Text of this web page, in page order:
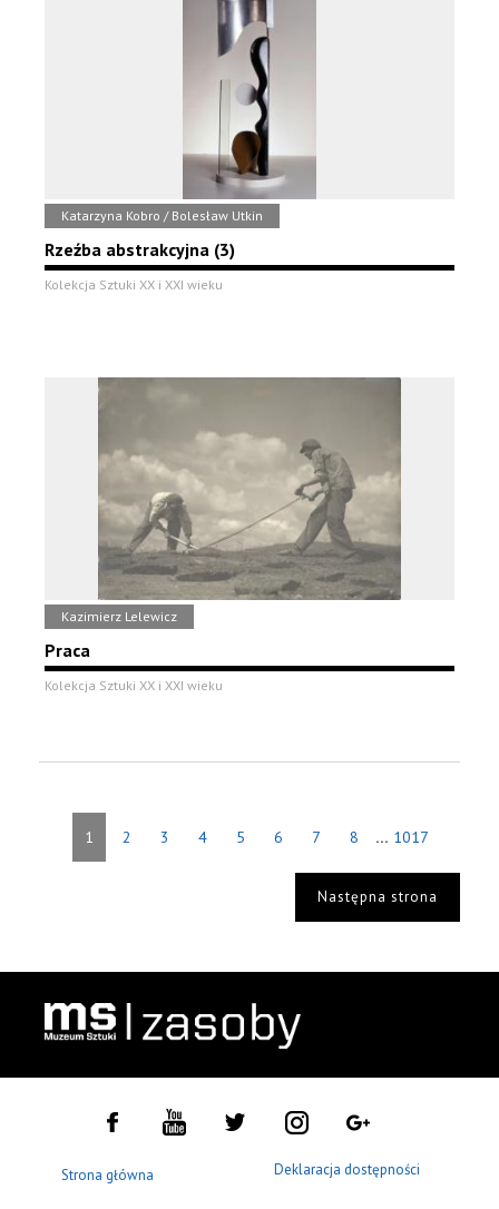
Katarzyna Kobro / Bolesław Utkin
Rzeźba abstrakcyjna (3)
Kolekcja Sztuki XX i XXI wieku
Kazimierz Lelewicz
Praca
Kolekcja Sztuki XX i XXI wieku
1 2 3 4 5 6 7 8 ... 1017
Następna strona
Strona główna Deklaracja dostępności